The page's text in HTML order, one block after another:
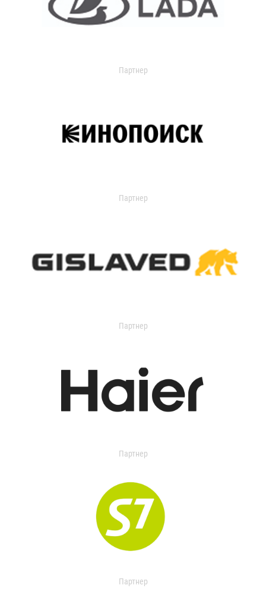
Партнер
Партнер
Партнер
Партнер
Партнер